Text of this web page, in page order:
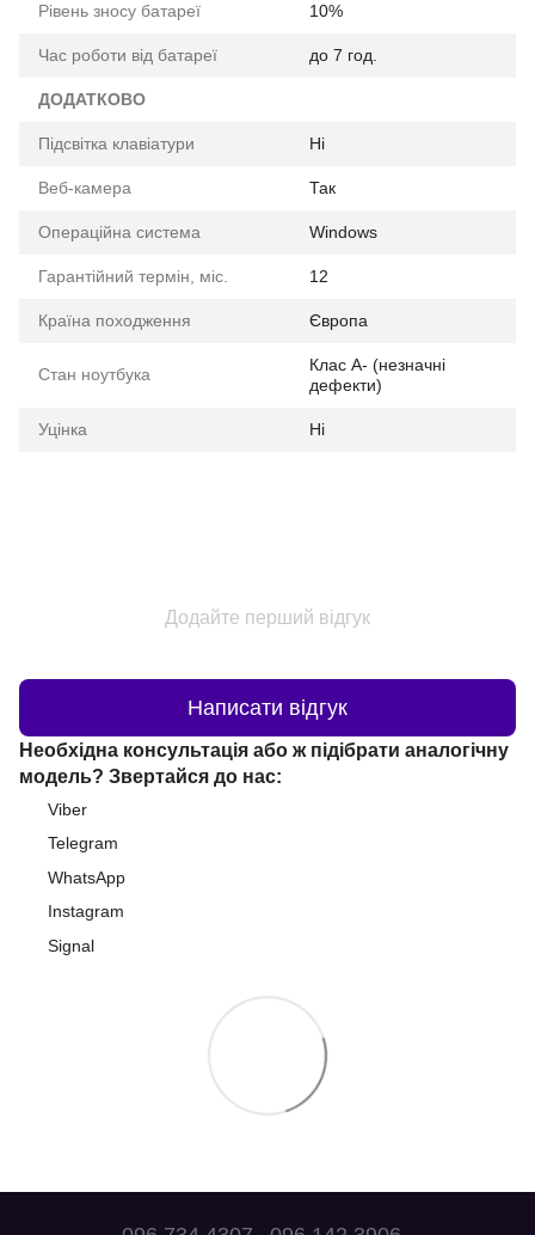
Рівень зносу батареї 10%
Час роботи від батареї до 7 год.
ДОДАТКОВО
Підсвітка клавіатури Ні
Веб-камера Так
Операційна система Windows
Гарантійний термін, міс. 12
Країна походження Європа
Стан ноутбука
Клас A- (незначні
дефекти)
Уцінка Ні
Додайте перший відгук
Написати відгук
Необхідна консультація або ж підібрати аналогічну
модель? Звертайся до нас:
Viber
Telegram
WhatsApp
Instagram
Signal